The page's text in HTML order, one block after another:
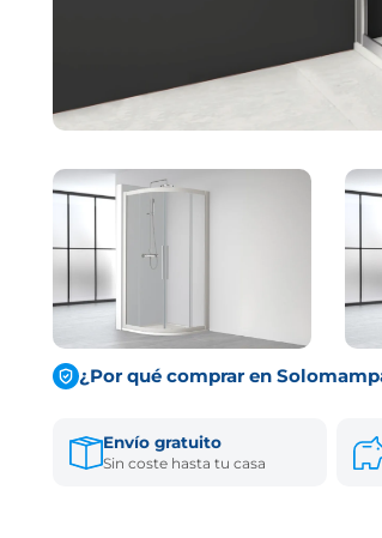
¿Por qué comprar en
Envío gratuito
Sin coste hasta tu casa